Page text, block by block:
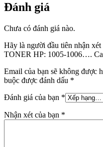
Đánh giá
Chưa có đánh giá nào.
Hãy là người đầu tiên nhận
TONER HP: 1005-1006….
Email của bạn sẽ không được
buộc được đánh dấu *
Đánh giá của bạn *
Nhận xét của bạn *